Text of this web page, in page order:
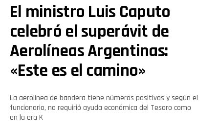
El ministro Luis Caputo
celebró el superávit de
Aerolíneas Argentinas:
«Este es el camino»
La aerolínea de bandera tiene números positivos y según el
funcionario, no requirió ayuda económica del Tesoro como
en la era K
Email